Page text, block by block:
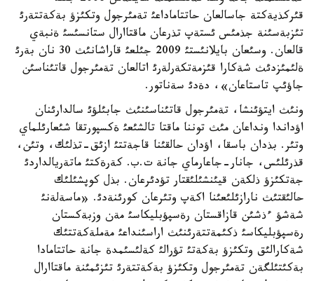
قئركذيةكتة جاسالعان حاتتاماداعئ تةمئرجول وتكئزؤ بةكةتتةرئ
تئزبةسئنة جذمئس ئستةپ تذرعان ماقتاارال ستانسئسئ ةنبةي
قالعان. وسئعان بايلانئستئ 2009 جئلعئ قاراشانئث 30 نان بةرئ
ةلئمئزدئث شةكارا قئزمةتكةرلةرئ اتالعان تةمئرجول قاتئناسئن
جاؤئپ تاستاعان»، دةدئ سةناتور.
ونئث ايتؤئنشا، تةمئرجول قاتئناسئنئث جابئلؤئ سالدارئنان
اؤداندا ونداعان مئث توننا ماقتا تالشئعئ ةكسپورتقا شئعارئلماي
وتئر. بذدان باسقا، اؤدان حالقئنا قاجةتتئ ازئق-تذلئك، وتئن،
قذرئلئس، جانار-جاعارماي جانة ت.ب. كةرةكتئ ماتةريالداردئ
جةتكئزؤ ذلكةن قيئنشئلئقتار تؤدئرعان. بذل كوپشئلئك
حالئقتئث نارازئلئعئنا اكةپ وتئرعان كورئنةدئ. «ماسةلةنئ
شةشؤ ءذشئن قازاقستان رةسپؤبليكاسئ مةن وزبةكستان
رةسپؤبليكاسئ ذكئمةتتةرئنئث اراسئنداعئ مةملةكةتتئك
شةكارالئق وتكئزؤ بةكةتئ تؤرالئ كةلئسئمدة جانة حاتتامادا
بةكئتئلگةن تةمئرجول وتكئزؤ بةكةتتةرئ تئزئمئنة ماقتاارال